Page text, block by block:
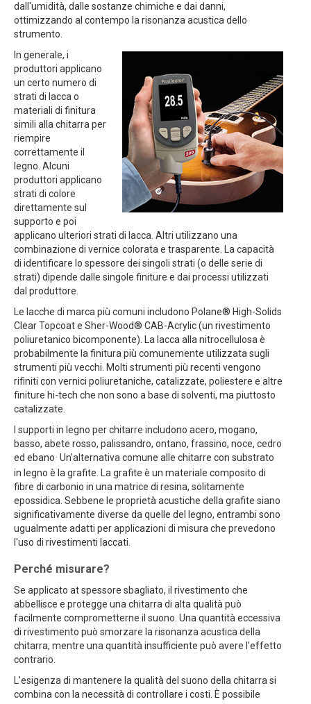
dall'umidità, dalle sostanze chimiche e dai danni,
ottimizzando al contempo la risonanza acustica dello
strumento.
In generale, i
produttori applicano
un certo numero di
strati di lacca o
materiali di finitura
simili alla chitarra per
riempire
correttamente il
legno. Alcuni
produttori applicano
strati di colore
direttamente sul
supporto e poi
applicano ulteriori strati di lacca. Altri utilizzano una
combinazione di vernice colorata e trasparente. La capacità
di identificare lo spessore dei singoli strati (o delle serie di
strati) dipende dalle singole finiture e dai processi utilizzati
dal produttore.
Le lacche di marca più comuni includono Polane® High-Solids
Clear Topcoat e Sher-Wood® CAB-Acrylic (un rivestimento
poliuretanico bicomponente). La lacca alla nitrocellulosa è
probabilmente la finitura più comunemente utilizzata sugli
strumenti più vecchi. Molti strumenti più recenti vengono
rifiniti con vernici poliuretaniche, catalizzate, poliestere e altre
finiture hi-tech che non sono a base di solventi, ma piuttosto
catalizzate.
I supporti in legno per chitarre includono acero, mogano,
basso, abete rosso, palissandro, ontano, frassino, noce, cedro
ed ebano . Un'alternativa comune alle chitarre con substrato
in legno è la grafite. La grafite è un materiale composito di
fibre di carbonio in una matrice di resina, solitamente
epossidica. Sebbene le proprietà acustiche della grafite siano
significativamente diverse da quelle del legno, entrambi sono
ugualmente adatti per applicazioni di misura che prevedono
l'uso di rivestimenti laccati.
Perché misurare?
Se applicato at spessore sbagliato, il rivestimento che
abbellisce e protegge una chitarra di alta qualità può
facilmente comprometterne il suono. Una quantità eccessiva
di rivestimento può smorzare la risonanza acustica della
chitarra, mentre una quantità insufficiente può avere l'effetto
contrario.
L'esigenza di mantenere la qualità del suono della chitarra si
combina con la necessità di controllare i costi. È possibile